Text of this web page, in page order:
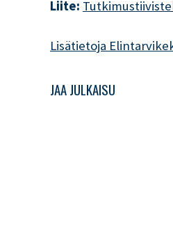
Liite:
Lisätietoja
JAA JULKAISU